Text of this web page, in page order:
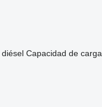
diésel Capacidad de carga